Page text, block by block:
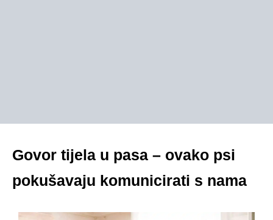
Govor tijela u pasa – ovako psi
pokušavaju komunicirati s nama